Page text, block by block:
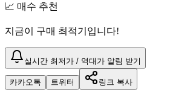
📈 매수 추천
지금이 구매 최적기입니다!
실시간 최저가 / 역대가 알림 받기
카카오톡 트위터 링크 복사